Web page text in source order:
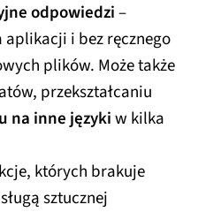
odpowiedzi–
aplikacji i bez ręcznego
plików. Może także
przekształcaniu
na inne językiw kilka
których brakuje
sztucznej